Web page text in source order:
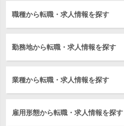
職種から転職・求人情報を探す
勤務地から転職・求人情報を探す
業種から転職・求人情報を探す
雇用形態から転職・求人情報を探す